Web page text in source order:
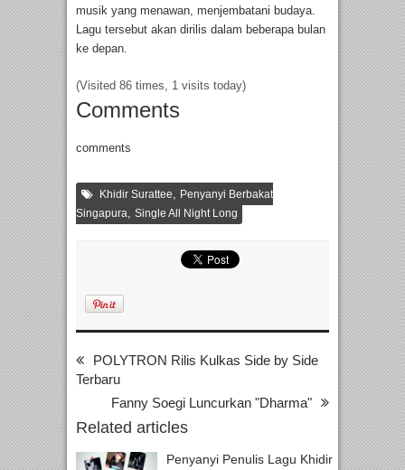
musik yang menawan, menjembatani budaya.
Lagu tersebut akan dirilis dalam beberapa bulan
ke depan.
(Visited 86 times, 1 visits today)
Comments
comments
Khidir Surattee
Penyanyi Berbakat
Singapura
Single All Night Long
POLYTRON Rilis Kulkas Side by Side
Terbaru
Fanny Soegi Luncurkan "Dharma"
Related articles
Penyanyi Penulis Lagu Khidir